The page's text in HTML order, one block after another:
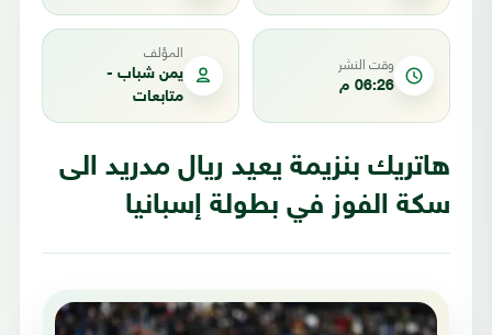
وقت النشر
06:26 م
المؤلف
يمن شباب -
متابعات
هاتريك بنزيمة يعيد ريال مدريد الى
سكة الفوز في بطولة إسبانيا